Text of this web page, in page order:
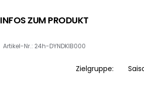
INFOS ZUM PRODUKT
Artikel-Nr.: 24h-DYNDKIB000
Zielgruppe: